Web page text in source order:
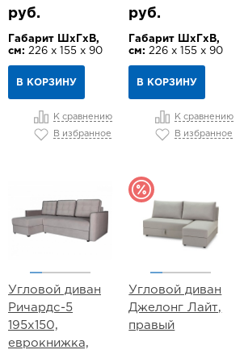
руб.
Габарит ШхГхВ,
см: 226 х 155 х 90
В КОРЗИНУ
К сравнению
В избранное
руб.
Габарит ШхГхВ,
см: 226 х 155 х 90
В КОРЗИНУ
К сравнению
В избранное
Угловой диван
Ричардс-5
195х150,
еврокнижка,
Угловой диван
Джелонг Лайт,
правый